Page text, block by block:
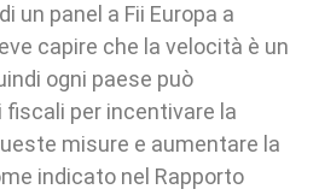
un panel a Fii Europa a
capire che la velocità è un
ogni paese può
per incentivare la
misure e aumentare la
indicato nel Rapporto